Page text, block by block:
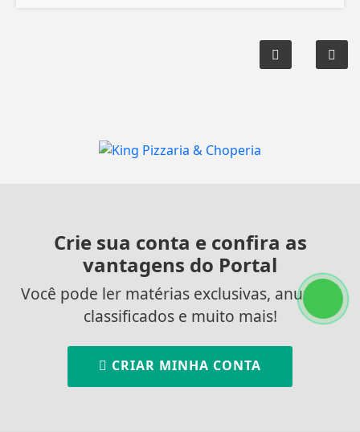
Crie sua conta e confira as
vantagens do Portal
Você pode ler matérias exclusivas, anunciar
classificados e muito mais!
CRIAR MINHA CONTA